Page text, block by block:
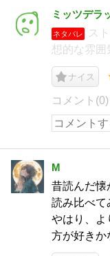
ミッツデラ
ネタバレ
ス
想的な雰囲
ナイス
コメント(0)
M
昔読んだ懐
読み比べて
やはり、よ
方が好きか